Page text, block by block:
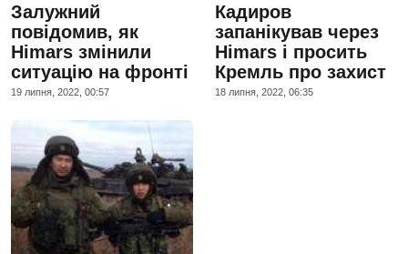
Залужний
повідомив, як
Himars змінили
ситуацію на фронті
19 липня, 2022, 00:57
Кадиров
запанікував через
Himars і просить
Кремль про захист
18 липня, 2022, 06:35